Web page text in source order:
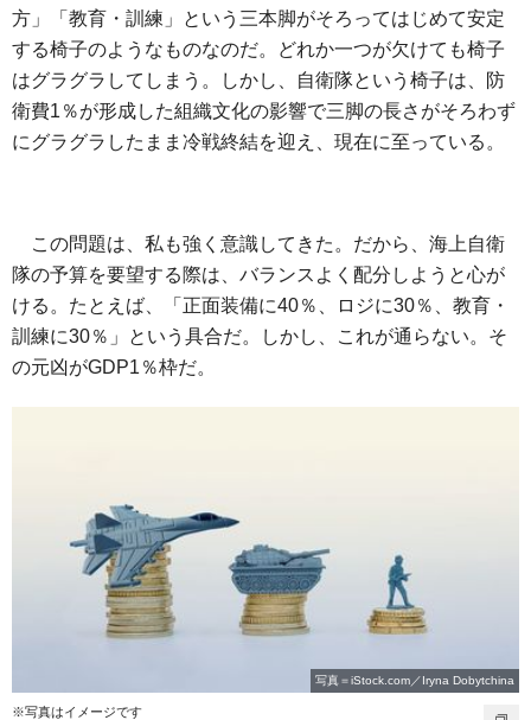
方」「教育・訓練」という三本脚がそろってはじめて安定
する椅子のようなものなのだ。どれか一つが欠けても椅子
はグラグラしてしまう。しかし、自衛隊という椅子は、防
衛費1％が形成した組織文化の影響で三脚の長さがそろわず
にグラグラしたまま冷戦終結を迎え、現在に至っている。
この問題は、私も強く意識してきた。だから、海上自衛
隊の予算を要望する際は、バランスよく配分しようと心が
ける。たとえば、「正面装備に40％、ロジに30％、教育・
訓練に30％」という具合だ。しかし、これが通らない。そ
の元凶がGDP1％枠だ。
写真＝iStock.com／Iryna Dobytchina
※写真はイメージです